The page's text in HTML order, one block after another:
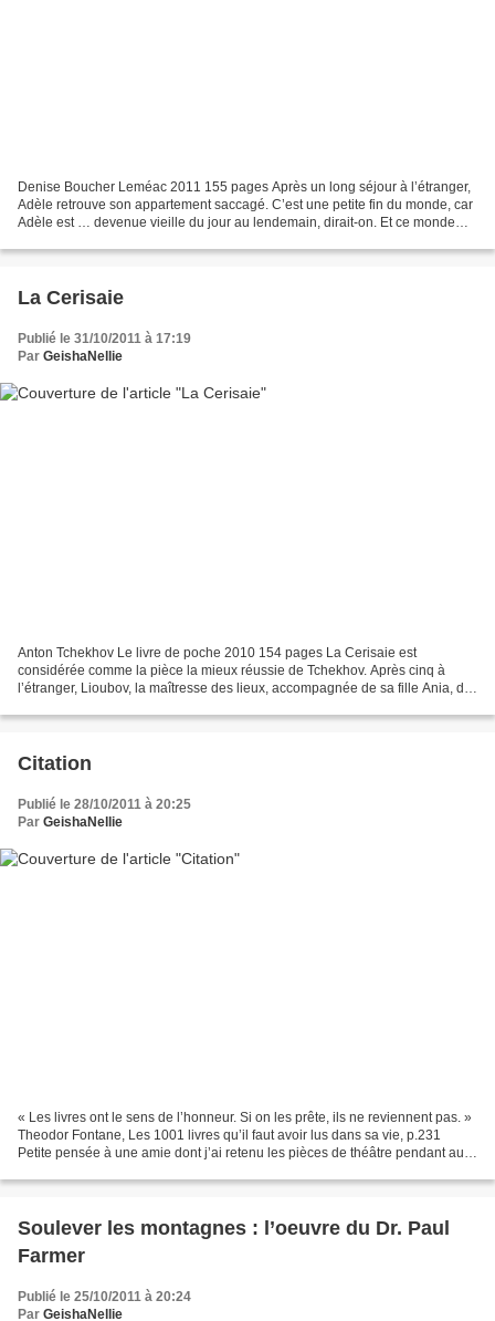
Denise Boucher Leméac 2011 155 pages Après un long séjour à l’étranger,
Adèle retrouve son appartement saccagé. C’est une petite fin du monde, car
Adèle est … devenue vieille du jour au lendemain, dirait-on. Et ce monde
La Cerisaie
Publié le 31/10/2011 à 17:19
Par GeishaNellie
Anton Tchekhov Le livre de poche 2010 154 pages La Cerisaie est
considérée comme la pièce la mieux réussie de Tchekhov. Après cinq à
l’étranger, Lioubov, la maîtresse des lieux, accompagnée de sa fille Ania, de
Citation
Publié le 28/10/2011 à 20:25
Par GeishaNellie
« Les livres ont le sens de l’honneur. Si on les prête, ils ne reviennent pas. »
Theodor Fontane, Les 1001 livres qu’il faut avoir lus dans sa vie, p.231
Petite pensée à une amie dont j’ai retenu les pièces de théâtre pendant au
Soulever les montagnes : l’oeuvre du Dr. Paul
Farmer
Publié le 25/10/2011 à 20:24
Par GeishaNellie